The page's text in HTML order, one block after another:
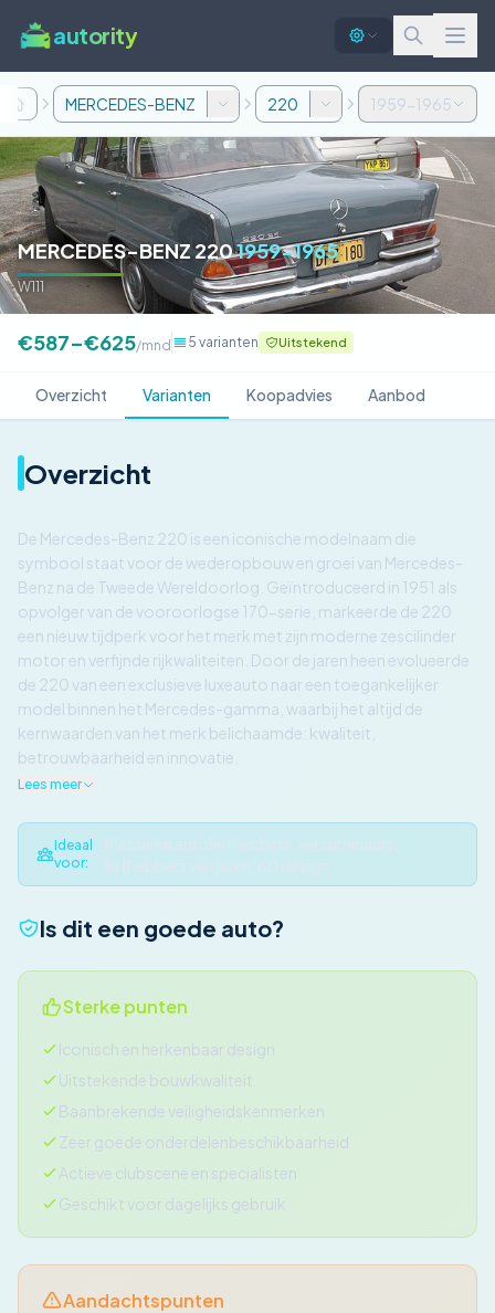
autority
MERCEDES-BENZ 220 1959-1965
MERCEDES-BENZ 2201959-1965
W111
€587–€625/mnd 5 varianten Uitstekend
Overzicht Varianten Koopadvies Aanbod
Overzicht
De Mercedes-Benz 220 is een iconische modelnaam die
symbool staat voor de wederopbouw en groei van Mercedes-
Benz na de Tweede Wereldoorlog. Geïntroduceerd in 1951 als
opvolger van de vooroorlogse 170-serie, markeerde de 220
een nieuw tijdperk voor het merk met zijn moderne zescilinder
motor en verfijnde rijkwaliteiten. Door de jaren heen evolueerde
de 220 van een exclusieve luxeauto naar een toegankelijker
model binnen het Mercedes-gamma, waarbij het altijd de
kernwaarden van het merk belichaamde: kwaliteit,
betrouwbaarheid en innovatie.
Lees meer
Ideaal
voor:
Is dit een goede auto?
Sterke punten
Iconisch en herkenbaar design
Uitstekende bouwkwaliteit
Baanbrekende veiligheidskenmerken
Zeer goede onderdelenbeschikbaarheid
Actieve clubscene en specialisten
Geschikt voor dagelijks gebruik
Aandachtspunten